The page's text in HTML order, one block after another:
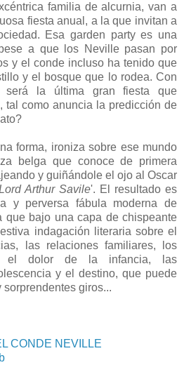
familia de alcurnia, van a
fiesta anual, a la que invitan a
Esa garden party es una
a que los Neville pasan por
y el conde incluso ha tenido que
y el bosque que lo rodea. Con
será la última gran fiesta que
tal como anuncia la predicción de
forma, ironiza sobre ese mundo
belga que conoce de primera
y guiñándole el ojo al Oscar
Arthur Savile'. El resultado es
y perversa fábula moderna de
que bajo una capa de chispeante
indagación literaria sobre el
las relaciones familiares, los
el dolor de la infancia, las
y el destino, que puede
giros...
CONDE NEVILLE